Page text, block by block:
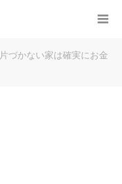
片づかない家は確実にお金